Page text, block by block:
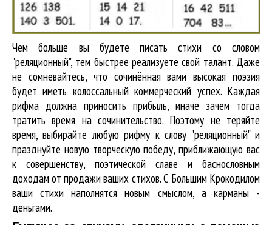
Чем больше вы будете писать стихи со словом
"реляционный", тем быстрее реализуете свой талант. Даже
не сомневайтесь, что сочинённая вами высокая поэзия
будет иметь колоссальный коммерческий успех. Каждая
рифма должна приносить прибыль, иначе зачем тогда
тратить время на сочинительство. Поэтому не теряйте
время, выбирайте любую рифму к слову "реляционный" и
празднуйте новую творческую победу, приближающую вас
к совершенству, поэтической славе и баснословным
доходам от продажи ваших стихов. С Большим Крокодилом
ваши стихи наполнятся новым смыслом, а карманы -
деньгами.